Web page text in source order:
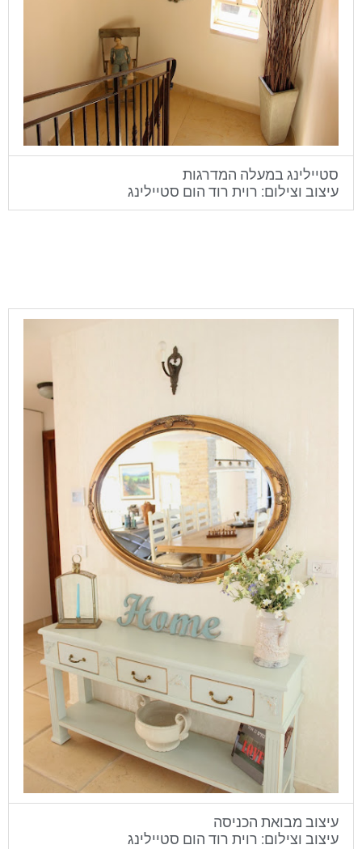
סטיילינג במעלה המדרגות
עיצוב וצילום: רוית רוד הום סטיילינג
עיצוב מבואת הכניסה
עיצוב וצילום: רוית רוד הום סטיילינג